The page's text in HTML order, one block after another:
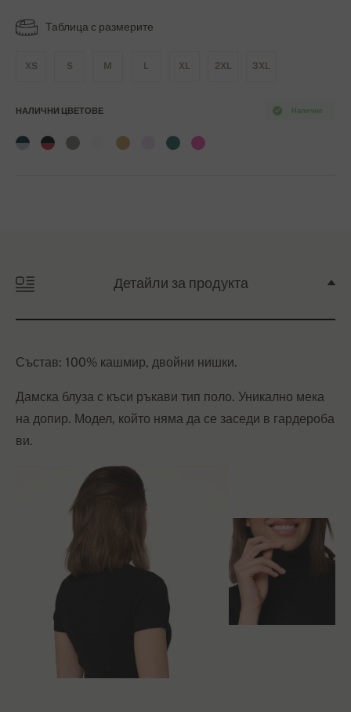
Таблица с размерите
XS S M L XL 2XL 3XL
Налично
НАЛИЧНИ ЦВЕТОВЕ
Детайли за продукта
Състав: 100% кашмир, двойни нишки.
Дамска блуза с къси ръкави тип поло. Уникално мека
на допир. Модел, който няма да се заседи в гардероба
ви.